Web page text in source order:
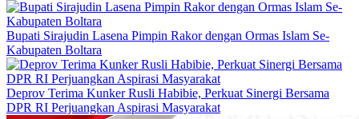
Bupati Sirajudin Lasena Pimpin Rakor dengan Ormas Islam Se-
Kabupaten Boltara
Deprov Terima Kunker Rusli Habibie, Perkuat Sinergi Bersama
DPR RI Perjuangkan Aspirasi Masyarakat